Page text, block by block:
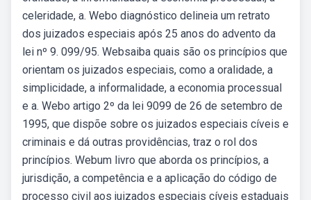
celeridade, a. Webo diagnóstico delineia um retrato
dos juizados especiais após 25 anos do advento da
lei nº 9. 099/95. Websaiba quais são os princípios que
orientam os juizados especiais, como a oralidade, a
simplicidade, a informalidade, a economia processual
e a. Webo artigo 2º da lei 9099 de 26 de setembro de
1995, que dispõe sobre os juizados especiais cíveis e
criminais e dá outras providências, traz o rol dos
princípios. Webum livro que aborda os princípios, a
jurisdição, a competência e a aplicação do código de
processo civil aos juizados especiais cíveis estaduais